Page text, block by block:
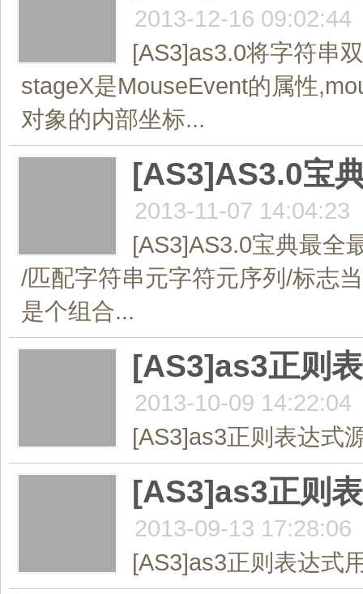
2013-12-16 09:02:44
[AS3]as3.0将字符串
stageX是MouseEvent的属性
对象的内部坐标...
[AS3]AS3.0宝
2013-11-07 14:04:23
[AS3]AS3.0宝典最全
/匹配字符串元字符元序列/标志
是个组合...
[AS3]as3正则
2013-10-09 14:22:04
[AS3]as3正则表达式
[AS3]as3正则
2013-09-13 17:28:06
[AS3]as3正则表达式